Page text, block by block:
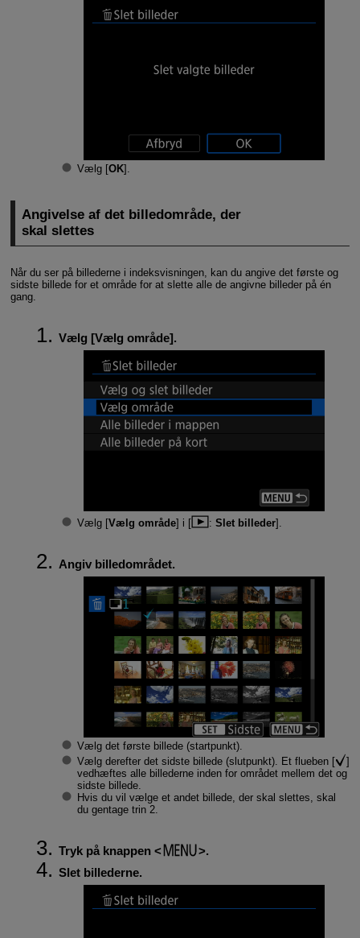
Vælg [OK].
Angivelse af det billedområde, der
skal slettes
Når du ser på billederne i indeksvisningen, kan du angive det første og
sidste billede for et område for at slette alle de angivne billeder på én
gang.
Vælg [Vælg område].
Vælg [Vælg område] i [ : Slet billeder].
Angiv billedområdet.
Vælg det første billede (startpunkt).
Vælg derefter det sidste billede (slutpunkt). Et flueben [
]
vedhæftes alle billederne inden for området mellem det og
sidste billede.
Hvis du vil vælge et andet billede, der skal slettes, skal
du gentage trin 2.
Tryk på knappen
.
Slet billederne.